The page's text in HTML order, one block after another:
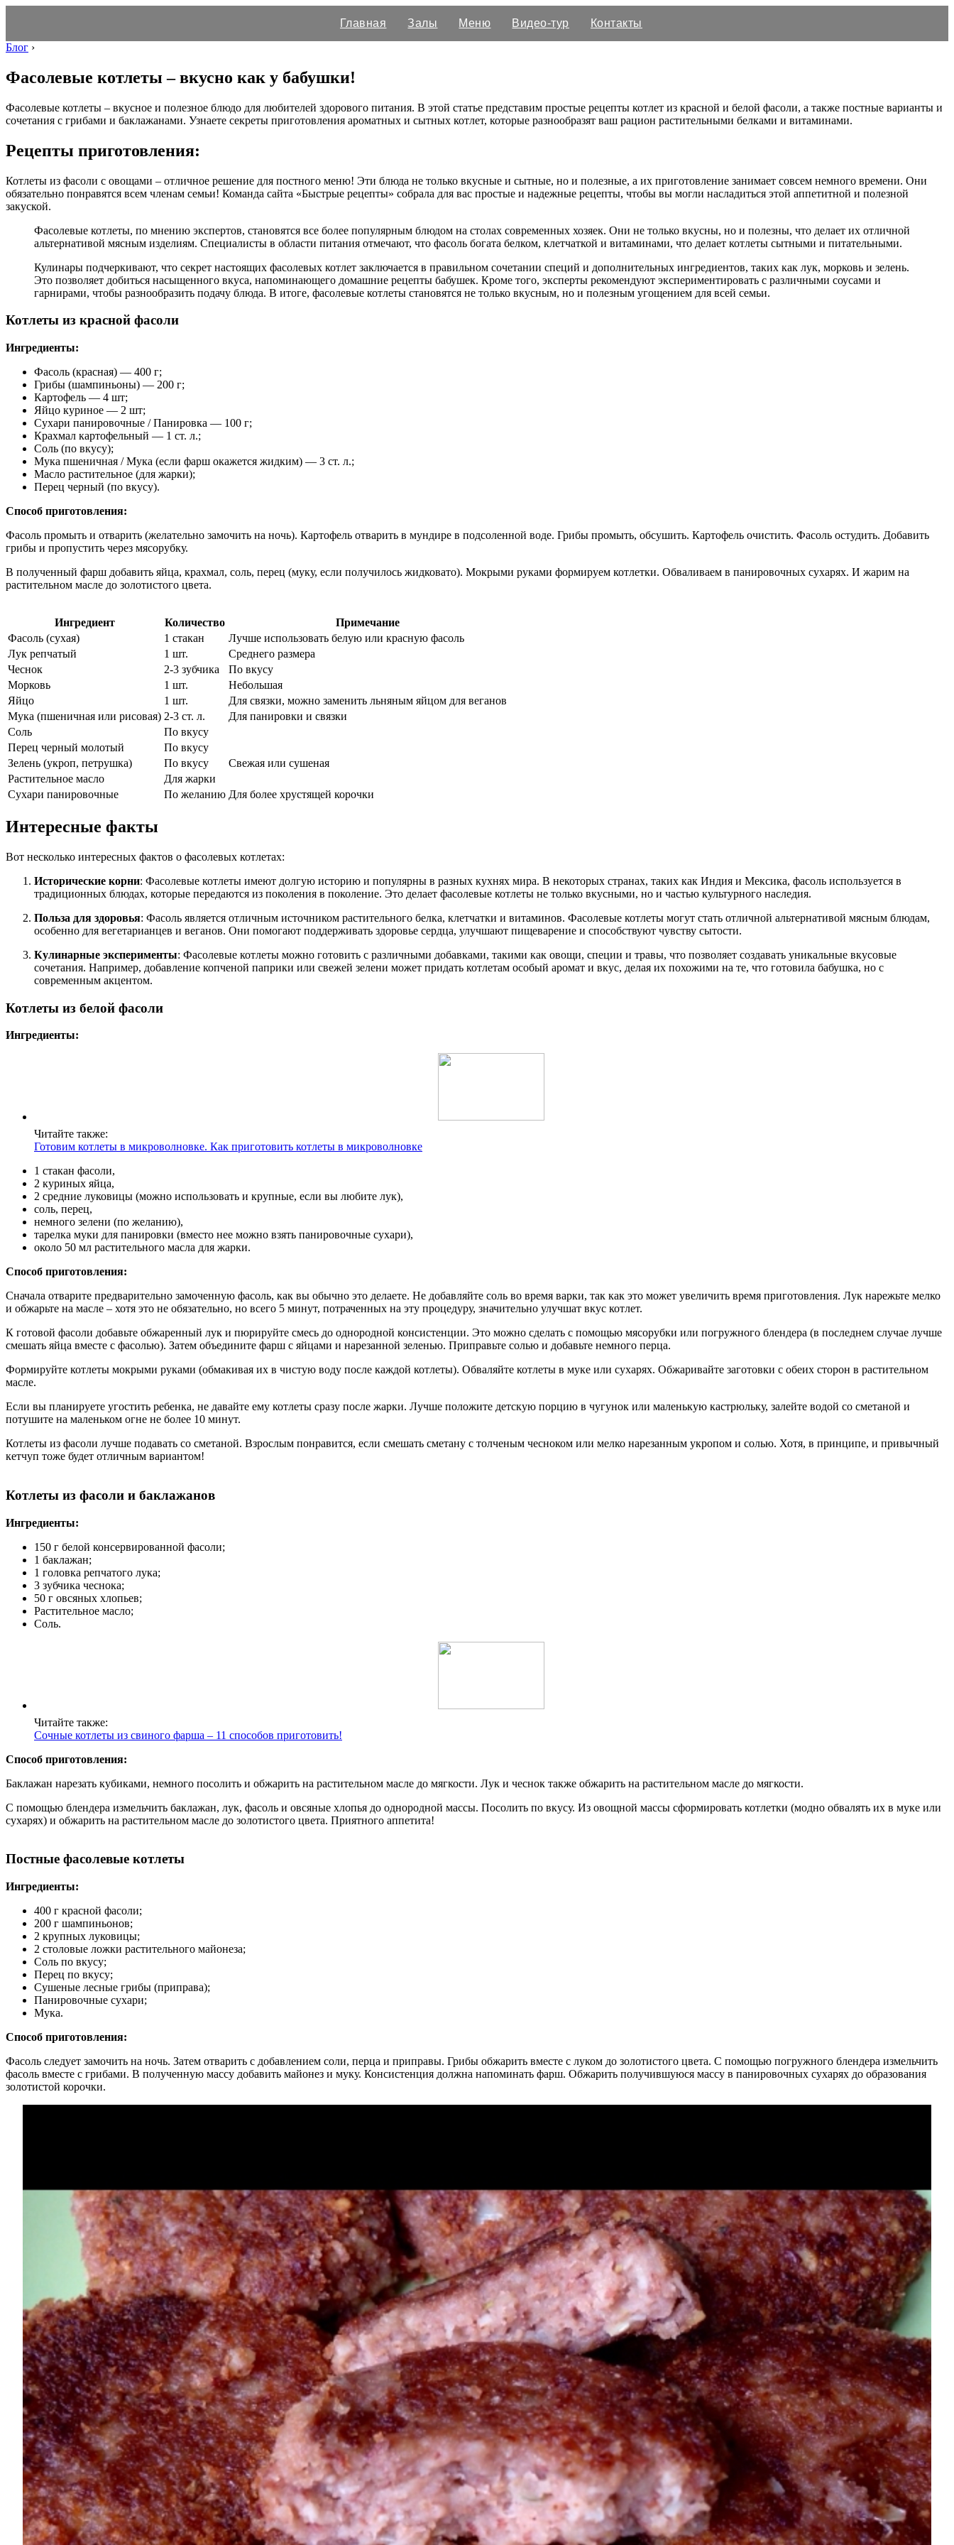
Главная Залы Меню Видео-тур
Контакты
Блог ›
Фасолевые котлеты – вкусно как у бабушки!
Фасолевые котлеты – вкусное и полезное блюдо для любителей здорового питания. В этой статье представим простые рецепты котлет из красной и белой фасоли, а также постные варианты и
сочетания с грибами и баклажанами. Узнаете секреты приготовления ароматных и сытных котлет, которые разнообразят ваш рацион растительными белками и витаминами.
Рецепты приготовления:
Котлеты из фасоли с овощами – отличное решение для постного меню! Эти блюда не только вкусные и сытные, но и полезные, а их приготовление занимает совсем немного времени. Они
обязательно понравятся всем членам семьи! Команда сайта «Быстрые рецепты» собрала для вас простые и надежные рецепты, чтобы вы могли насладиться этой аппетитной и полезной
закуской.
Фасолевые котлеты, по мнению экспертов, становятся все более популярным блюдом на столах современных хозяек. Они не только вкусны, но и полезны, что делает их отличной
альтернативой мясным изделиям. Специалисты в области питания отмечают, что фасоль богата белком, клетчаткой и витаминами, что делает котлеты сытными и питательными.
Кулинары подчеркивают, что секрет настоящих фасолевых котлет заключается в правильном сочетании специй и дополнительных ингредиентов, таких как лук, морковь и зелень.
Это позволяет добиться насыщенного вкуса, напоминающего домашние рецепты бабушек. Кроме того, эксперты рекомендуют экспериментировать с различными соусами и
гарнирами, чтобы разнообразить подачу блюда. В итоге, фасолевые котлеты становятся не только вкусным, но и полезным угощением для всей семьи.
Котлеты из красной фасоли
Ингредиенты:
Фасоль (красная) — 400 г;
Грибы (шампиньоны) — 200 г;
Картофель — 4 шт;
Яйцо куриное — 2 шт;
Сухари панировочные / Панировка — 100 г;
Крахмал картофельный — 1 ст. л.;
Соль (по вкусу);
Мука пшеничная / Мука (если фарш окажется жидким) — 3 ст. л.;
Масло растительное (для жарки);
Перец черный (по вкусу).
Способ приготовления:
Фасоль промыть и отварить (желательно замочить на ночь). Картофель отварить в мундире в подсоленной воде. Грибы промыть, обсушить. Картофель очистить. Фасоль остудить. Добавить
грибы и пропустить через мясорубку.
В полученный фарш добавить яйца, крахмал, соль, перец (муку, если получилось жидковато). Мокрыми руками формируем котлетки. Обваливаем в панировочных сухарях. И жарим на
растительном масле до золотистого цвета.
Ингредиент Количество
Примечание
Фасоль (сухая)
1 стакан
Лучше использовать белую или красную фасоль
Лук репчатый
1 шт.
Среднего размера
Чеснок
2-3 зубчика
По вкусу
Морковь
1 шт.
Небольшая
Яйцо
1 шт.
Для связки, можно заменить льняным яйцом для веганов
Мука (пшеничная или рисовая) 2-3 ст. л.
Для панировки и связки
Соль
По вкусу
Перец черный молотый
По вкусу
Зелень (укроп, петрушка)
По вкусу
Свежая или сушеная
Растительное масло
Для жарки
Сухари панировочные
По желанию Для более хрустящей корочки
Интересные факты
Вот несколько интересных фактов о фасолевых котлетах:
Исторические корни: Фасолевые котлеты имеют долгую историю и популярны в разных кухнях мира. В некоторых странах, таких как Индия и Мексика, фасоль используется в
традиционных блюдах, которые передаются из поколения в поколение. Это делает фасолевые котлеты не только вкусными, но и частью культурного наследия.
Польза для здоровья: Фасоль является отличным источником растительного белка, клетчатки и витаминов. Фасолевые котлеты могут стать отличной альтернативой мясным блюдам,
особенно для вегетарианцев и веганов. Они помогают поддерживать здоровье сердца, улучшают пищеварение и способствуют чувству сытости.
Кулинарные эксперименты: Фасолевые котлеты можно готовить с различными добавками, такими как овощи, специи и травы, что позволяет создавать уникальные вкусовые
сочетания. Например, добавление копченой паприки или свежей зелени может придать котлетам особый аромат и вкус, делая их похожими на те, что готовила бабушка, но с
современным акцентом.
Котлеты из белой фасоли
Ингредиенты:
Читайте также:
Готовим котлеты в микроволновке. Как приготовить котлеты в микроволновке
1 стакан фасоли,
2 куриных яйца,
2 средние луковицы (можно использовать и крупные, если вы любите лук),
соль, перец,
немного зелени (по желанию),
тарелка муки для панировки (вместо нее можно взять панировочные сухари),
около 50 мл растительного масла для жарки.
Способ приготовления:
Сначала отварите предварительно замоченную фасоль, как вы обычно это делаете. Не добавляйте соль во время варки, так как это может увеличить время приготовления. Лук нарежьте мелко
и обжарьте на масле – хотя это не обязательно, но всего 5 минут, потраченных на эту процедуру, значительно улучшат вкус котлет.
К готовой фасоли добавьте обжаренный лук и пюрируйте смесь до однородной консистенции. Это можно сделать с помощью мясорубки или погружного блендера (в последнем случае лучше
смешать яйца вместе с фасолью). Затем объедините фарш с яйцами и нарезанной зеленью. Приправьте солью и добавьте немного перца.
Формируйте котлеты мокрыми руками (обмакивая их в чистую воду после каждой котлеты). Обваляйте котлеты в муке или сухарях. Обжаривайте заготовки с обеих сторон в растительном
масле.
Если вы планируете угостить ребенка, не давайте ему котлеты сразу после жарки. Лучше положите детскую порцию в чугунок или маленькую кастрюльку, залейте водой со сметаной и
потушите на маленьком огне не более 10 минут.
Котлеты из фасоли лучше подавать со сметаной. Взрослым понравится, если смешать сметану с толченым чесноком или мелко нарезанным укропом и солью. Хотя, в принципе, и привычный
кетчуп тоже будет отличным вариантом!
Котлеты из фасоли и баклажанов
Ингредиенты:
150 г белой консервированной фасоли;
1 баклажан;
1 головка репчатого лука;
3 зубчика чеснока;
50 г овсяных хлопьев;
Растительное масло;
Соль.
Читайте также:
Сочные котлеты из свиного фарша – 11 способов приготовить!
Способ приготовления:
Баклажан нарезать кубиками, немного посолить и обжарить на растительном масле до мягкости. Лук и чеснок также обжарить на растительном масле до мягкости.
С помощью блендера измельчить баклажан, лук, фасоль и овсяные хлопья до однородной массы. Посолить по вкусу. Из овощной массы сформировать котлетки (модно обвалять их в муке или
сухарях) и обжарить на растительном масле до золотистого цвета. Приятного аппетита!
Постные фасолевые котлеты
Ингредиенты:
400 г красной фасоли;
200 г шампиньонов;
2 крупных луковицы;
2 столовые ложки растительного майонеза;
Соль по вкусу;
Перец по вкусу;
Сушеные лесные грибы (приправа);
Панировочные сухари;
Мука.
Способ приготовления:
Фасоль следует замочить на ночь. Затем отварить с добавлением соли, перца и приправы. Грибы обжарить вместе с луком до золотистого цвета. С помощью погружного блендера измельчить
фасоль вместе с грибами. В полученную массу добавить майонез и муку. Консистенция должна напоминать фарш. Обжарить получившуюся массу в панировочных сухарях до образования
золотистой корочки.